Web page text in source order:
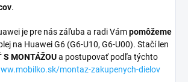
.
je pre nás záľuba a radi Vámpomôžeme
na Huawei G6 (G6-U10, G6-U00). Stačí len
S MONTÁŽOUa postupovať podľa týchto
montaz-zakupenych-dielov